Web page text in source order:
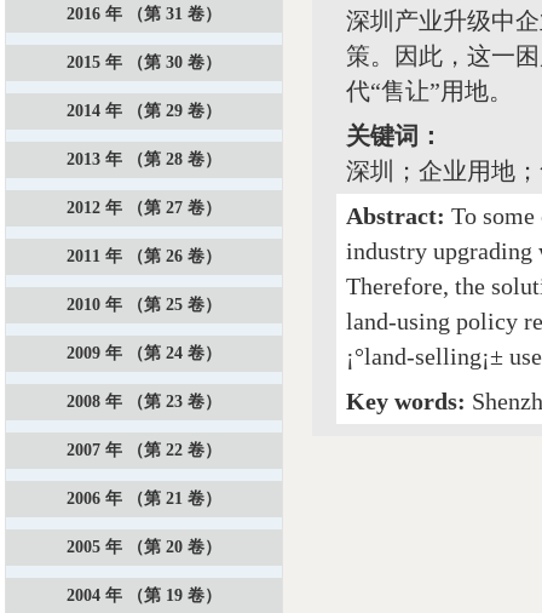
深圳产业升级中
策。因此，这一
代“售让”用地。
关键词：
深圳；企业用地
Abstract: To
industry upgrading
Therefore, the
land-using policy
¡°land-selling¡±
Key words:
2016 年 （第 31 卷）
2015 年 （第 30 卷）
2014 年 （第 29 卷）
2013 年 （第 28 卷）
2012 年 （第 27 卷）
2011 年 （第 26 卷）
2010 年 （第 25 卷）
2009 年 （第 24 卷）
2008 年 （第 23 卷）
2007 年 （第 22 卷）
2006 年 （第 21 卷）
2005 年 （第 20 卷）
2004 年 （第 19 卷）